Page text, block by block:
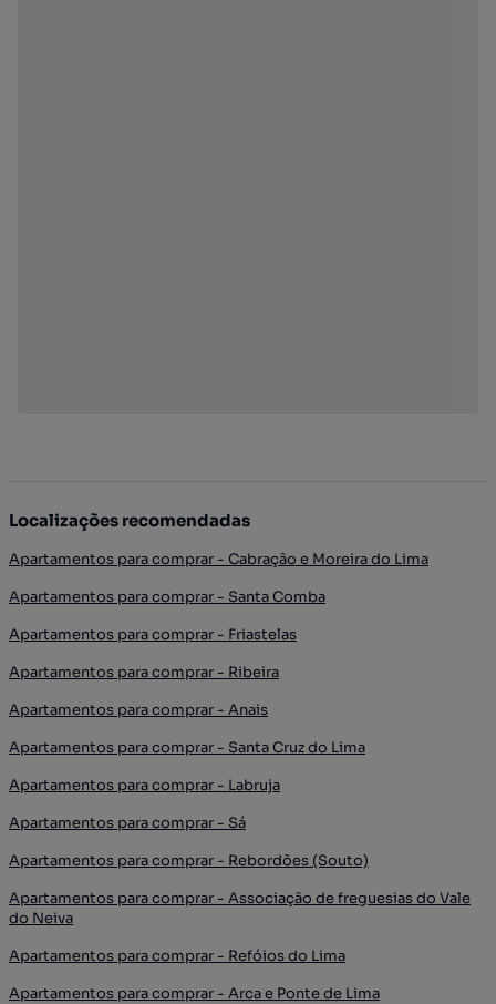
Localizações recomendadas
Apartamentos para comprar - Cabração e Moreira do Lima
Apartamentos para comprar - Santa Comba
Apartamentos para comprar - Friastelas
Apartamentos para comprar - Ribeira
Apartamentos para comprar - Anais
Apartamentos para comprar - Santa Cruz do Lima
Apartamentos para comprar - Labruja
Apartamentos para comprar - Sá
Apartamentos para comprar - Rebordões (Souto)
Apartamentos para comprar - Associação de freguesias do Vale
do Neiva
Apartamentos para comprar - Refóios do Lima
Apartamentos para comprar - Arca e Ponte de Lima